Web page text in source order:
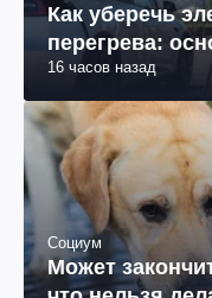
Как уберечь
перегрева:
16 часов назад
Социум
Может